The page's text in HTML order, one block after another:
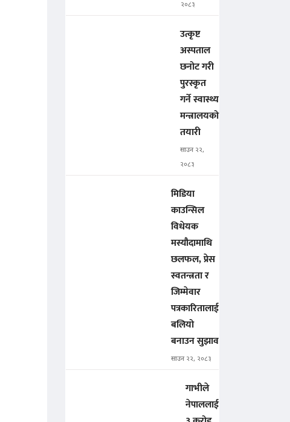
२०८३
उत्कृष्ट
अस्पताल
छनोट गरी
पुरस्कृत
गर्ने स्वास्थ्य
मन्त्रालयको
तयारी
साउन २२,
२०८३
मिडिया
काउन्सिल
विधेयक
मस्यौदामाथि
छलफल, प्रेस
स्वतन्त्रता र
जिम्मेवार
पत्रकारितालाई
बलियो
बनाउन सुझाव
साउन २२, २०८३
गाभीले
नेपाललाई